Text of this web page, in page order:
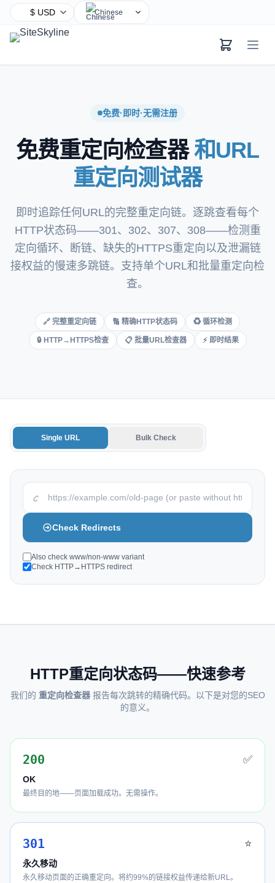
Chinese
French
Portuguese
Russian
Urdu
German
Japanese
Turkish
Korean
Danish
Polish
免费·即时·无需注册
免费重定向检查器 和URL
重定向测试器
即时追踪任何URL的完整重定向链。逐跳查看每个
HTTP状态码——301、302、307、308——检测重
定向循环、断链、缺失的HTTPS重定向以及泄漏链
接权益的慢速多跳链。支持单个URL和批量重定向检
查。
🔗 完整重定向链 🔢 精确HTTP状态码 ♻️ 循环检测
🔒 HTTP→HTTPS检查 📋 批量URL检查器 ⚡ 即时结果
Single URL Bulk Check
Check Redirects
Also check www/non-www variant
Check HTTP→HTTPS redirect
HTTP重定向状态码——快速参考
我们的 重定向检查器报告每次跳转的精确代码。以下是对您的SEO
的意义。
200 ✅
OK
最终目的地——页面加载成功。无需操作。
301 ⭐
永久移动
永久移动页面的正确重定向。将约99%的链接权益传递给新URL。